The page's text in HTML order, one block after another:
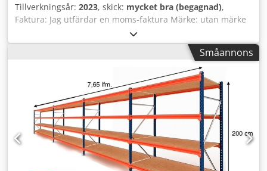
Tillverkningsår: 2023, skick: mycket bra (begagnad),
Faktura: Jag utfärdar en moms-faktura Märke: utan märke
Typ: hydraulpump Modell: Typ- CBL 50-200/200 Dksdpfx
Aijy Amumocor Tillverkarens kod: 2 Förpackningens skick:
Småannons